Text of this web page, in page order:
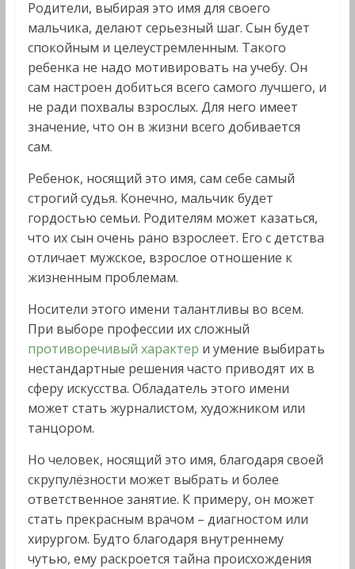
Родители, выбирая это имя для своего
мальчика, делают серьезный шаг. Сын будет
спокойным и целеустремленным. Такого
ребенка не надо мотивировать на учебу. Он
сам настроен добиться всего самого лучшего, и
не ради похвалы взрослых. Для него имеет
значение, что он в жизни всего добивается
сам.
Ребенок, носящий это имя, сам себе самый
строгий судья. Конечно, мальчик будет
гордостью семьи. Родителям может казаться,
что их сын очень рано взрослеет. Его с детства
отличает мужское, взрослое отношение к
жизненным проблемам.
Носители этого имени талантливы во всем.
При выборе профессии их сложный
противоречивый характер и умение выбирать
нестандартные решения часто приводят их в
сферу искусства. Обладатель этого имени
может стать журналистом, художником или
танцором.
Но человек, носящий это имя, благодаря своей
скрупулёзности может выбрать и более
ответственное занятие. К примеру, он может
стать прекрасным врачом – диагностом или
хирургом. Будто благодаря внутреннему
чутью, ему раскроется тайна происхождения